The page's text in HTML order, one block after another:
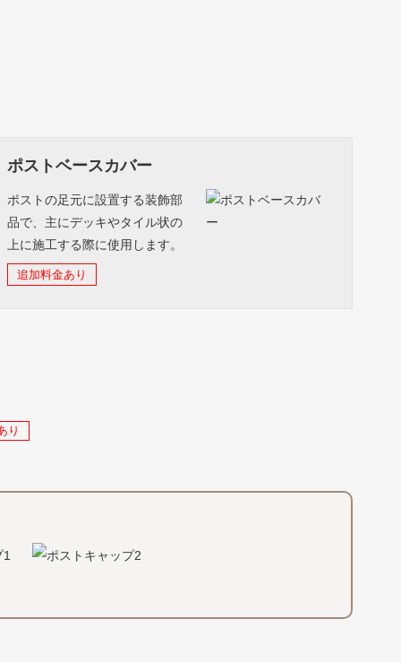
ポストベースカバー
ポストの足元に設置する装飾部
品で、主にデッキやタイル状の
上に施工する際に使用します。
追加料金あり
り